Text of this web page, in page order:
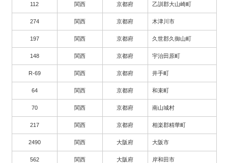
112 関西 京都府 乙訓郡大山崎町
274 関西 京都府 木津川市
197 関西 京都府 久世郡久御山町
148 関西 京都府 宇治田原町
R-69 関西 京都府 井手町
64 関西 京都府 和束町
70 関西 京都府 南山城村
217 関西 京都府 相楽郡精華町
2490 関西 大阪府 大阪市
562 関西 大阪府 岸和田市